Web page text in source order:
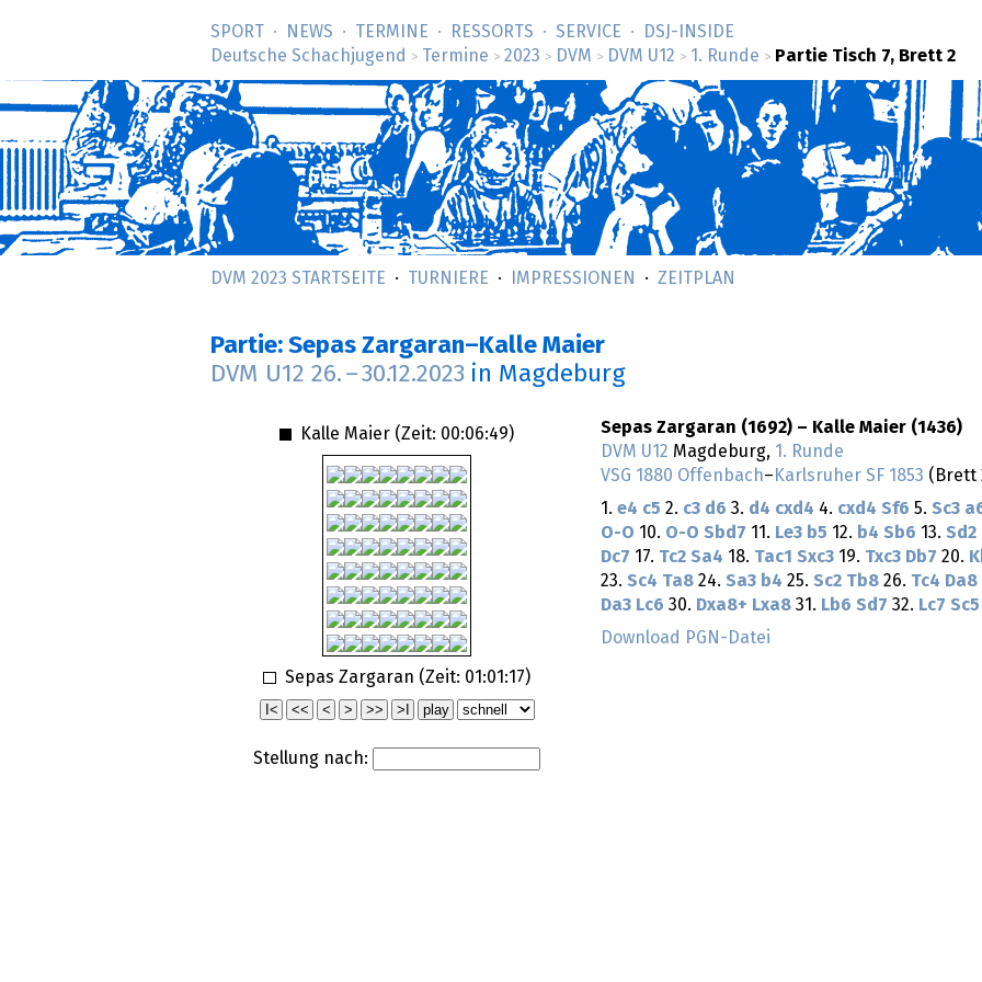
SPORT NEWS TERMINE RESSORTS SERVICE
DSJ-­INSIDE
Deutsche Schachjugend
> Termine > 2023 > DVM > DVM U12 > 1. Runde > Partie Tisch 7, Brett 2
DVM 2023 STARTSEITE TURNIERE IMPRESSIONEN ZEITPLAN
Partie: Sepas Zargaran–Kalle Maier
DVM U12 26. –30.12.2023 in Magdeburg
Kalle Maier (Zeit: 00:06:49)
Sepas Zargaran (Zeit: 01:01:17)
Stellung nach:
Sepas Zargaran (1692) – Kalle Maier (1436)
DVM U12 Magdeburg, 1. Runde
VSG 1880 Offenbach– Karlsruher SF 1853 (Brett
1. e4 c5 2. c3 d6 3. d4 cxd4 4. cxd4 Sf6 5. Sc3
O-O 10. O-O Sbd7 11. Le3 b5 12. b4 Sb6 13. Sd2
Dc7 17. Tc2 Sa4 18. Tac1 Sxc3 19. Txc3 Db7 20.
23. Sc4 Ta8 24. Sa3 b4 25. Sc2 Tb8 26. Tc4 Da8
Da3 Lc6 30. Dxa8+ Lxa8 31. Lb6 Sd7 32. Lc7 Sc5
Download PGN-Datei